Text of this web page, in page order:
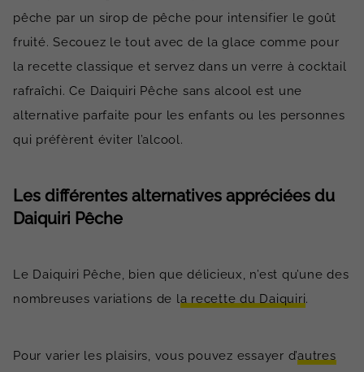
pêche par un sirop de pêche pour intensifier le goût
fruité. Secouez le tout avec de la glace comme pour
la recette classique et servez dans un verre à cocktail
rafraîchi. Ce Daiquiri Pêche sans alcool est une
alternative parfaite pour les enfants ou les personnes
qui préfèrent éviter l’alcool.
Les différentes alternatives appréciées du
Daiquiri Pêche
Le Daiquiri Pêche, bien que délicieux, n’est qu’une des
nombreuses variations de la recette du Daiquiri.
Pour varier les plaisirs, vous pouvez essayer d’autres